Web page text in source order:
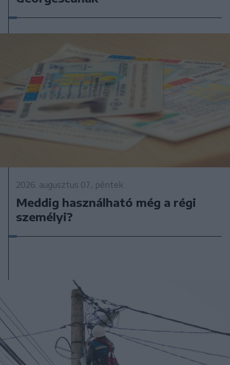
2026. augusztus 07., péntek
Meddig használható még a régi
személyi?